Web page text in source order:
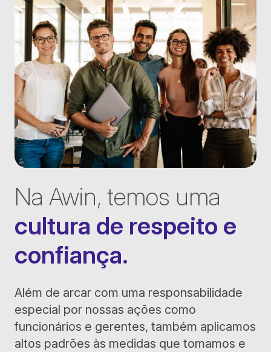
Na Awin, temos uma
cultura de respeito e
confiança.
Além de arcar com uma responsabilidade
especial por nossas ações como
funcionários e gerentes, também aplicamos
altos padrões às medidas que tomamos e